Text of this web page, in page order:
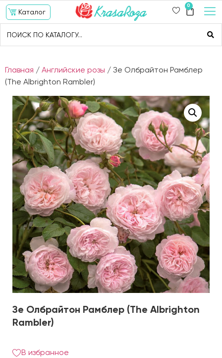
Каталог
0
Главная / Английские розы / Зе Олбрайтон Рамблер
(The Albrighton Rambler)
Зе Олбрайтон Рамблер (The Albrighton
Rambler)
В избранное